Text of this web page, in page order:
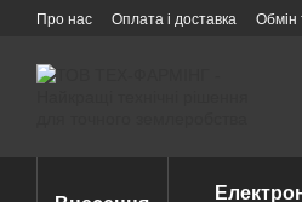
Перейти до основного контенту
Про нас Оплата і доставка Обмін